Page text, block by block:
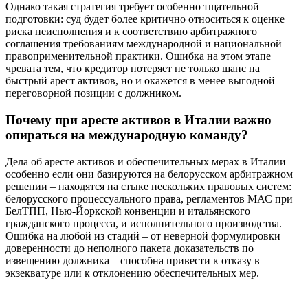
Однако такая стратегия требует особенно тщательной
подготовки: суд будет более критично относиться к оценке
риска неисполнения и к соответствию арбитражного
соглашения требованиям международной и национальной
правоприменительной практики. Ошибка на этом этапе
чревата тем, что кредитор потеряет не только шанс на
быстрый арест активов, но и окажется в менее выгодной
переговорной позиции с должником.
Почему при аресте активов в Италии важно
опираться на международную команду?
Дела об аресте активов и обеспечительных мерах в Италии –
особенно если они базируются на белорусском арбитражном
решении – находятся на стыке нескольких правовых систем:
белорусского процессуального права, регламентов МАС при
БелТПП, Нью-Йоркской конвенции и итальянского
гражданского процесса, и исполнительного производства.
Ошибка на любой из стадий – от неверной формулировки
доверенности до неполного пакета доказательств по
извещению должника – способна привести к отказу в
экзекватуре или к отклонению обеспечительных мер.